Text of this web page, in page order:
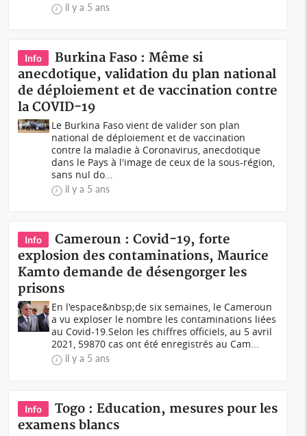
il y a 5 ans
Info
Burkina Faso : Même si
anecdotique, validation du plan national
de déploiement et de vaccination contre
la COVID-19
Le Burkina Faso vient de valider son plan
national de déploiement et de vaccination
contre la maladie à Coronavirus, anecdotique
dans le Pays à l'image de ceux de la sous-région,
sans nul do...
il y a 5 ans
Info
Cameroun : Covid-19, forte
explosion des contaminations, Maurice
Kamto demande de désengorger les
prisons
En l'espace&nbsp;de six semaines, le Cameroun
a vu exploser le nombre les contaminations liées
au Covid-19.Selon les chiffres officiels, au 5 avril
2021, 59870 cas ont été enregistrés au Cam...
il y a 5 ans
Info
Togo : Education, mesures pour les
examens blancs